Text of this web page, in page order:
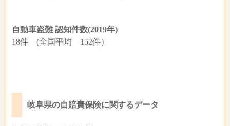
自動車盗難 認知件数(2019年)
18件 (全国平均 152件）
岐阜県の自賠責保険に関するデータ